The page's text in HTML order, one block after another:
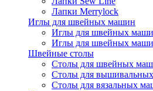
Лапки Merrylock
Иглы для швейных машин
Иглы для швейных
Иглы для швейных
Швейные столы
Столы для швейных
Столы для
Столы для вязальных